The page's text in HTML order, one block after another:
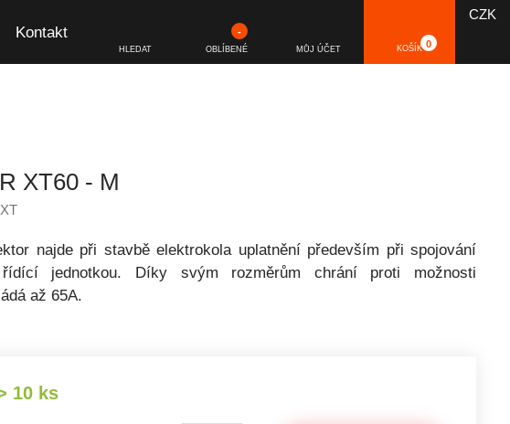
Kontakt
HLEDAT OBLÍBENÉ
-
MŮJ ÚČET KOŠÍK 0
CZK
XT60 - M
najde při stavbě elektrokola uplatnění především při spojování
jednotkou. Díky svým rozměrům chrání proti možnosti
až 65A.
Skladem > 10 ks